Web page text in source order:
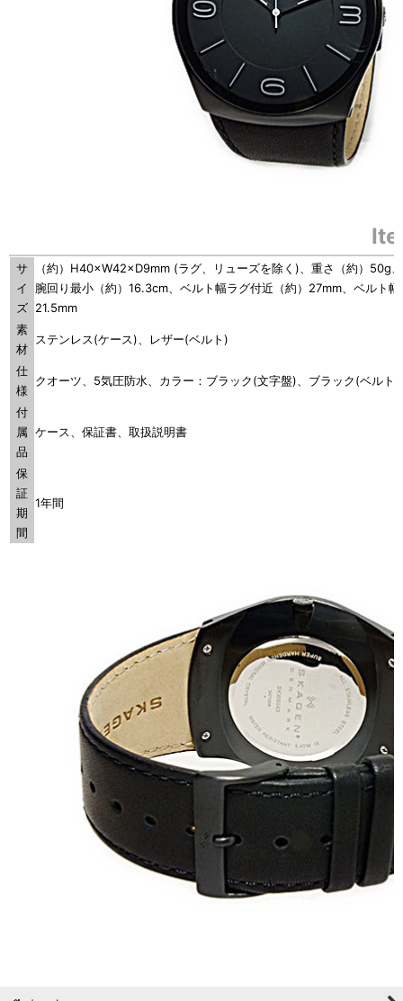
サ
イ
ズ
（約）H40×W42×D9mm (ラグ、リューズを除く)、重さ（約）50g
腕回り最小（約）16.3cm、ベルト幅ラグ付近（約）27mm、ベルト
21.5mm
素
材
ステンレス(ケース)、レザー(ベルト)
仕
様
クオーツ、5気圧防水、カラー：ブラック(文字盤)、ブラック(ベルト)
付
属
品
ケース、保証書、取扱説明書
保
証
期
間
1年間